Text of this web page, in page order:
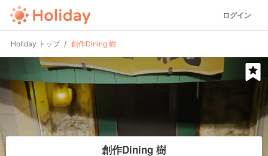
ログイン
Holiday トップ 創作Dining 樹
創作Dining 樹